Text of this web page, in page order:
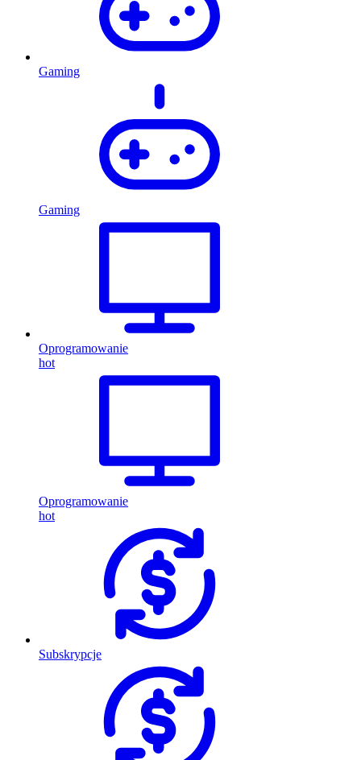
Gaming
Gaming
Oprogramowanie
hot
Oprogramowanie
hot
Subskrypcje